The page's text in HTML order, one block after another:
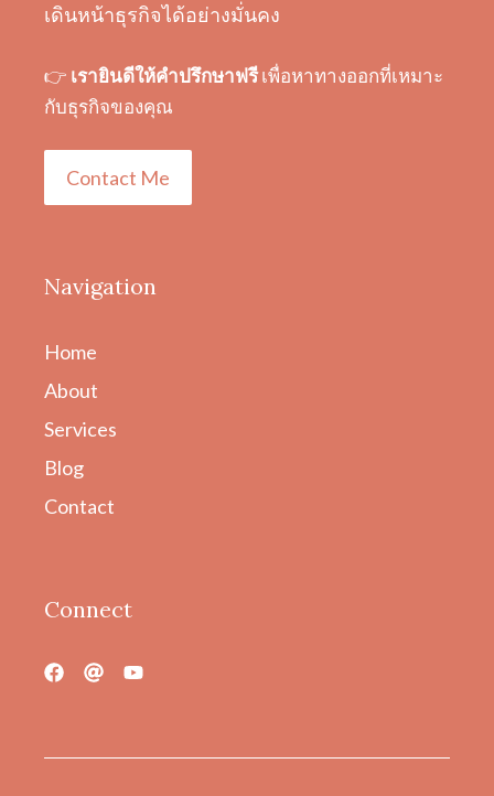
เดินหน้าธุรกิจได้อย่างมั่นคง
👉 เรายินดีให้คำปรึกษาฟรีเพื่อหาทางออกที่เหมาะ
กับธุรกิจของคุณ
Contact Me
Navigation
Home
About
Services
Blog
Contact
Connect